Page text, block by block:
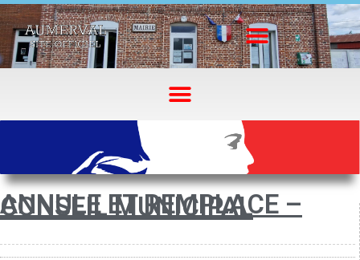
ANNULE ET REMPLACE –
CONSEIL MUNICIPAL